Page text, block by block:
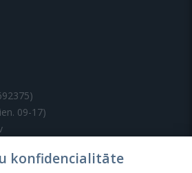
09-17)
konfidencialitāte